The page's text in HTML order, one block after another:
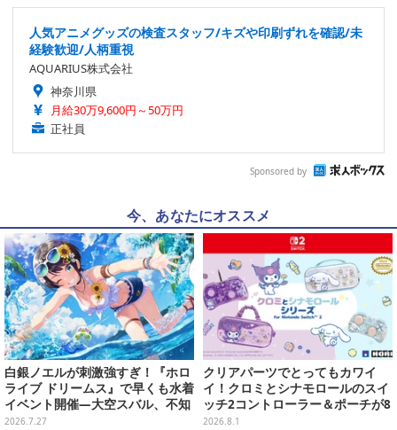
人気アニメグッズの検査スタッフ/キズや印刷ずれを確認/未
経験歓迎/人柄重視
AQUARIUS株式会社
神奈川県
月給30万9,600円～50万円
正社員
Sponsored by
今、あなたにオススメ
白銀ノエルが刺激強すぎ！『ホロ
ライブ ドリームス』で早くも水着
イベント開催―大空スバル、不知
火フレアら5人が夏の装いで登場
2026.7.27
クリアパーツでとってもカワイ
イ！クロミとシナモロールのスイ
ッチ2コントローラー＆ポーチが8
月から順次発売
2026.8.1